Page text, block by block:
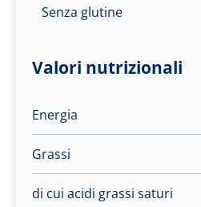
Senza glutine
Valori nutrizionali
Energia
Grassi
di cui acidi grassi saturi